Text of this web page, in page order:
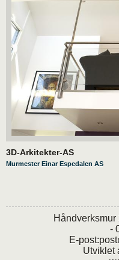
3D-Arkitekter-AS
Murmester Einar Espedalen AS
-
E-post:
Utviklet